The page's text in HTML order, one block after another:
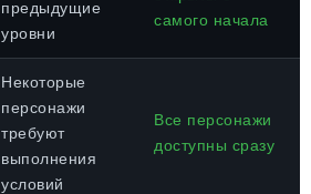
предыдущие
уровни
самого начала
Некоторые
персонажи
требуют
выполнения
условий
Все персонажи
доступны сразу